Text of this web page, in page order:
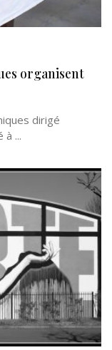
organisent
dirigé
à ...